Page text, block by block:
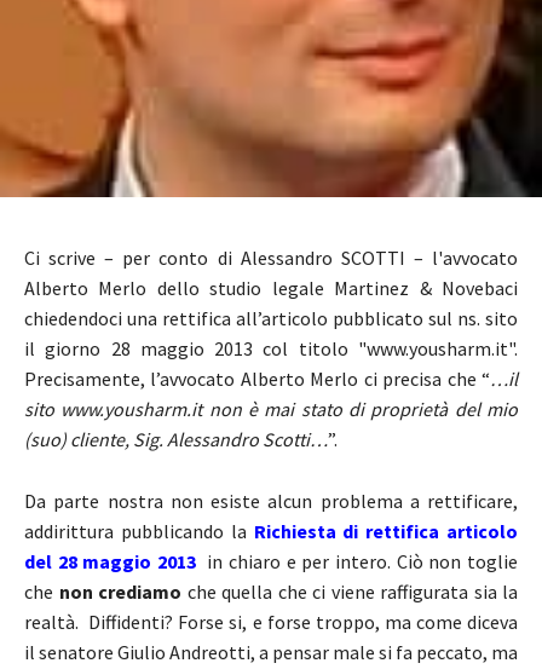
Ci scrive – per conto di Alessandro SCOTTI – l'avvocato
Alberto Merlo dello studio legale Martinez & Novebaci
chiedendoci una rettifica all’articolo pubblicato sul ns. sito
il giorno 28 maggio 2013 col titolo "www.yousharm.it".
Precisamente, l’avvocato Alberto Merlo ci precisa che “…il
sito www.yousharm.it non è mai stato di proprietà del mio
(suo) cliente, Sig. Alessandro Scotti…”.
Da parte nostra non esiste alcun problema a rettificare,
addirittura pubblicando la Richiesta di rettifica articolo
del 28 maggio 2013 in chiaro e per intero. Ciò non toglie
che non crediamo che quella che ci viene raffigurata sia la
realtà. Diffidenti? Forse si, e forse troppo, ma come diceva
il senatore Giulio Andreotti, a pensar male si fa peccato, ma